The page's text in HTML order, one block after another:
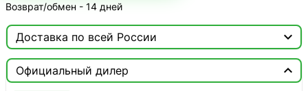
Возврат/обмен - 14 дней
Доставка по всей России 
 Москва
Доставка этого товара недоступна
Официальный дилер
